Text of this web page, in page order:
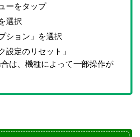
ーをタップ
選択
ション」を選択
設定のリセット」
は、機種によって一部操作が